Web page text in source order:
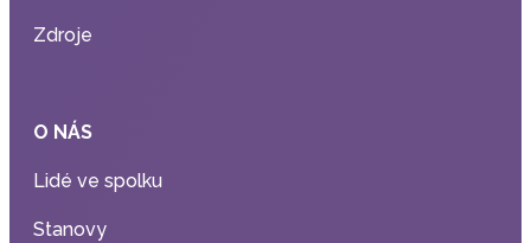
Zdroje
O NÁS
Lidé ve spolku
Stanovy